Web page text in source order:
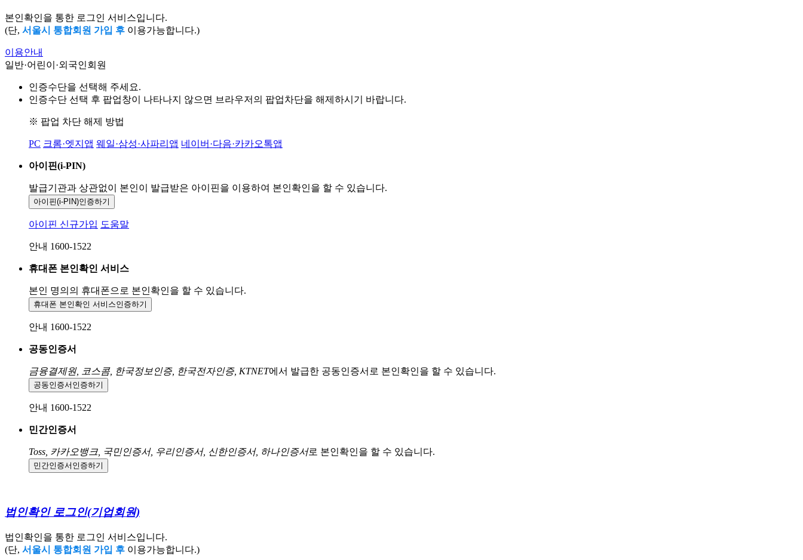
본인확인을 통한 로그인 서비스입니다.
(단, 서울시 통합회원 가입 후 이용가능합니다.)
이용안내
일반·어린이·외국인회원
인증수단을 선택해 주세요.
인증수단 선택 후 팝업창이 나타나지 않으면 브라우저의 팝업차단을 해제하시기 바랍니다.
※ 팝업 차단 해제 방법
PC 크롬·엣지앱 웨일·삼성·사파리앱 네이버·다음·카카오톡앱
아이핀(i-PIN)
발급기관과 상관없이 본인이 발급받은 아이핀을 이용하여 본인확인을 할 수 있습니다.
아이핀(i-PIN)인증하기
아이핀 신규가입 도움말
안내 1600-1522
휴대폰 본인확인 서비스
본인 명의의 휴대폰으로 본인확인을 할 수 있습니다.
휴대폰 본인확인 서비스인증하기
안내 1600-1522
공동인증서
금융결제원, 코스콤, 한국정보인증, 한국전자인증, KTNET에서 발급한 공동인증서로 본인확인을 할 수 있습니다.
공동인증서 인증하기
안내 1600-1522
민간인증서
Toss, 카카오뱅크, 국민인증서, 우리인증서, 신한인증서, 하나인증서로 본인확인을 할 수 있습니다.
민간인증서 인증하기
법인확인 로그인(기업회원)
법인확인을 통한 로그인 서비스입니다.
(단, 서울시 통합회원 가입 후 이용가능합니다.)